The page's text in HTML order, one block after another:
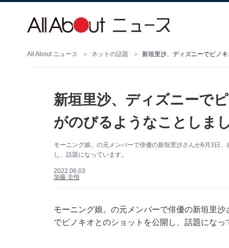
All About ニュース ネットの話題
新垣里沙、ディズニーで
がのびるようなことしま
モーニング娘。の元メンバーで俳優の新垣里沙さんが6月3日
し、話題になっています。
2022.06.03
加藤 圭悟
モーニング娘。の元メンバーで俳優の新垣里
でピノキオとのショットを公開し、話題になっ